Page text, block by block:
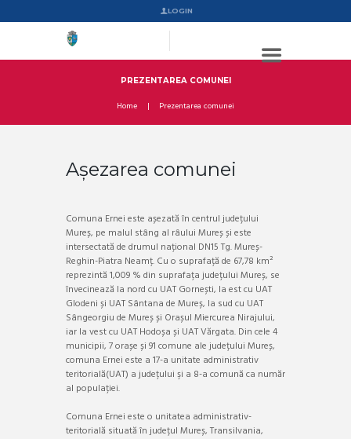
LOGIN
PREZENTAREA COMUNEI
Home Prezentarea comunei
Așezarea comunei
Comuna Ernei este așezată în centrul județului
Mureș, pe malul stâng al râului Mureș și este
intersectată de drumul național DN15 Tg. Mureș-
Reghin-Piatra Neamț. Cu o suprafață de 67,78 km²
reprezintă 1,009 % din suprafața județului Mureș, se
învecinează la nord cu UAT Gornești, la est cu UAT
Glodeni și UAT Sântana de Mureș, la sud cu UAT
Sângeorgiu de Mureș și Orașul Miercurea Nirajului,
iar la vest cu UAT Hodoșa și UAT Vărgata. Din cele 4
municipii, 7 orașe și 91 comune ale județului Mureș,
comuna Ernei este a 17-a unitate administrativ
teritorială(UAT) a județului şi a 8-a comună ca număr
al populației.
Comuna Ernei este o unitatea administrativ-
teritorială situată în județul Mureș, Transilvania,